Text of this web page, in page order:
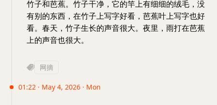
竹子和芭蕉。竹子干净，它的竿上有细细的绒毛，没
有别的东西，在竹子上写字好看，芭蕉叶上写字也好
看。春天，竹子生长的声音很大。夜里，雨打在芭蕉
上的声音也很大。
网摘
01:22 · May 4, 2026 · Mon